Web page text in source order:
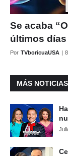
Se acaba
últimos
Por TVboricuaUSA |
MÁS NOTICIAS